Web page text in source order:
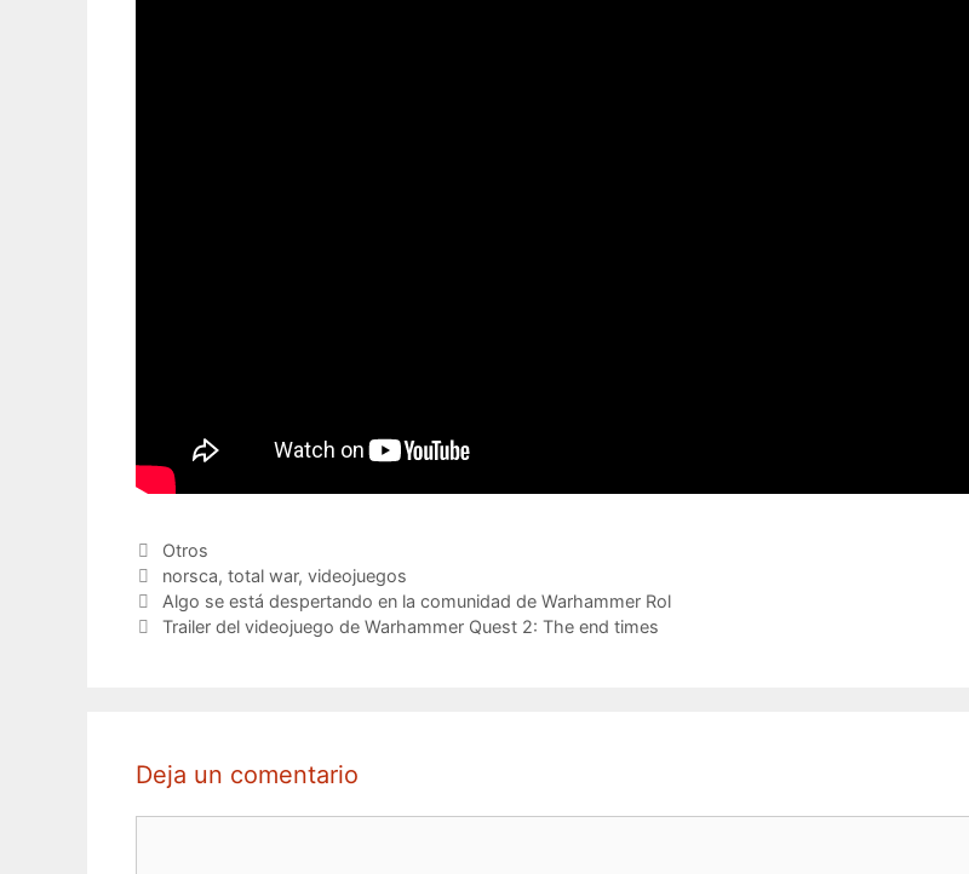
Categorías
Otros
Etiquetas
norsca, total war, videojuegos
Algo se está despertando en la comunidad de Warhammer Rol
Trailer del videojuego de Warhammer Quest 2: The end times
Deja un comentario